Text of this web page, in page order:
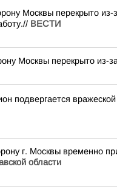
Москвы перекрыто
ВЕСТИ
Москвы перекрыто из-
подвергается
г. Москвы временно
области